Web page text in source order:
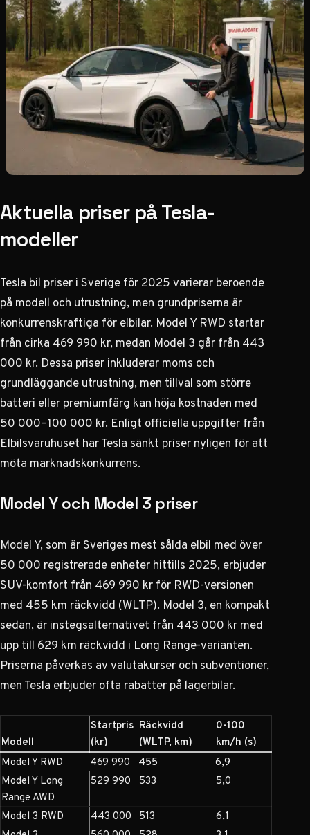
Aktuella priser på Tesla-
modeller
Tesla bil priser i Sverige för 2025 varierar beroende
på modell och utrustning, men grundpriserna är
konkurrenskraftiga för elbilar. Model Y RWD startar
från cirka 469 990 kr, medan Model 3 går från 443
000 kr. Dessa priser inkluderar moms och
grundläggande utrustning, men tillval som större
batteri eller premiumfärg kan höja kostnaden med
50 000–100 000 kr. Enligt officiella uppgifter från
Elbilsvaruhuset har Tesla sänkt priser nyligen för att
möta marknadskonkurrens.
Model Y och Model 3 priser
Model Y, som är Sveriges mest sålda elbil med över
50 000 registrerade enheter hittills 2025, erbjuder
SUV-komfort från 469 990 kr för RWD-versionen
med 455 km räckvidd (WLTP). Model 3, en kompakt
sedan, är instegsalternativet från 443 000 kr med
upp till 629 km räckvidd i Long Range-varianten.
Priserna påverkas av valutakurser och subventioner,
men Tesla erbjuder ofta rabatter på lagerbilar.
Modell
Startpris
(kr)
Räckvidd
(WLTP, km)
0-100
km/h (s)
Model Y RWD
469 990 455
6,9
Model Y Long
Range AWD
529 990 533 5,0
Model 3 RWD 443 000 513
6,1